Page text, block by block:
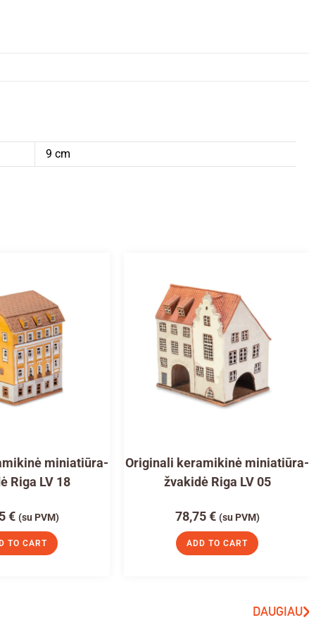
9 cm
miniatiūra-
Riga LV 18
€ (su PVM)
TO CART
Originali keramikinė miniatiūra-
žvakidė Riga LV 05
78,75€ (su PVM)
ADD TO CART
DAUGIAU